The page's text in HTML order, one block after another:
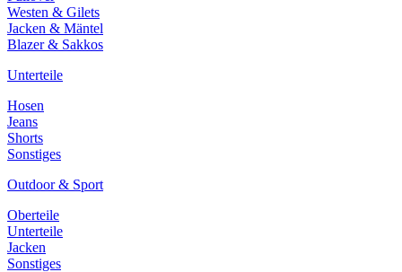
Westen & Gilets
Jacken & Mäntel
Blazer & Sakkos
Unterteile
Hosen
Jeans
Shorts
Sonstiges
Outdoor & Sport
Oberteile
Unterteile
Jacken
Sonstiges